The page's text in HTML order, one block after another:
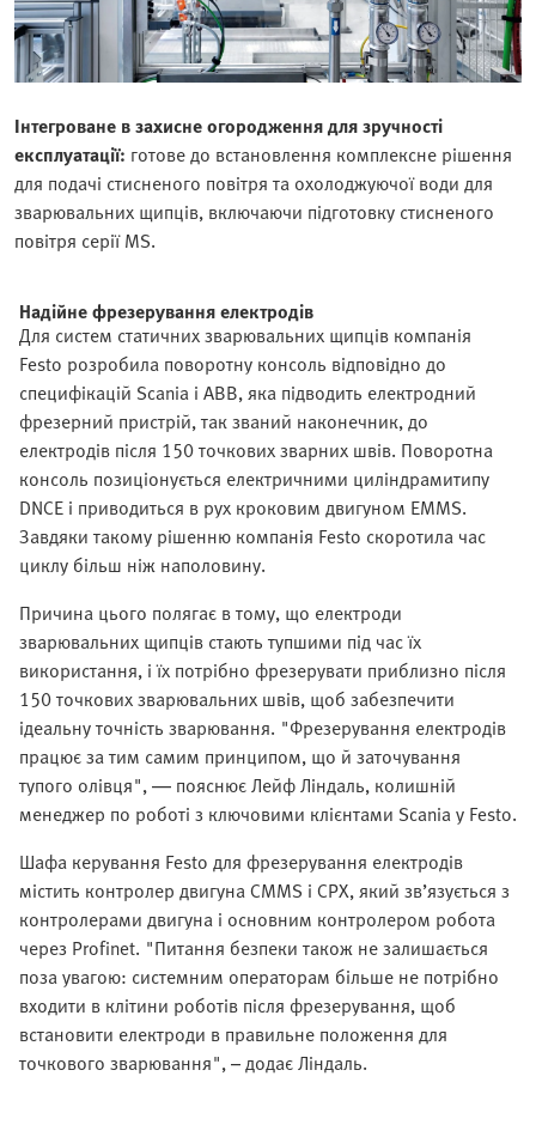
Інтегроване в захисне огородження для зручності
експлуатації: готове до встановлення комплексне рішення
для подачі стисненого повітря та охолоджуючої води для
зварювальних щипців, включаючи підготовку стисненого
повітря серії MS.
Надійне фрезерування електродів
Для систем статичних зварювальних щипців компанія
Festo розробила поворотну консоль відповідно до
специфікацій Scania і ABB, яка підводить електродний
фрезерний пристрій, так званий наконечник, до
електродів після 150 точкових зварних швів. Поворотна
консоль позиціонується електричними циліндрамитипу
DNCE і приводиться в рух кроковим двигуном EMMS.
Завдяки такому рішенню компанія Festo скоротила час
циклу більш ніж наполовину.
Причина цього полягає в тому, що електроди
зварювальних щипців стають тупшими під час їх
використання, і їх потрібно фрезерувати приблизно після
150 точкових зварювальних швів, щоб забезпечити
ідеальну точність зварювання. "Фрезерування електродів
працює за тим самим принципом, що й заточування
тупого олівця", — пояснює Лейф Ліндаль, колишній
менеджер по роботі з ключовими клієнтами Scania у Festo.
Шафа керування Festo для фрезерування електродів
містить контролер двигуна CMMS і CPX, який зв’язується з
контролерами двигуна і основним контролером робота
через Profinet. "Питання безпеки також не залишається
поза увагою: системним операторам більше не потрібно
входити в клітини роботів після фрезерування, щоб
встановити електроди в правильне положення для
точкового зварювання", – додає Ліндаль.